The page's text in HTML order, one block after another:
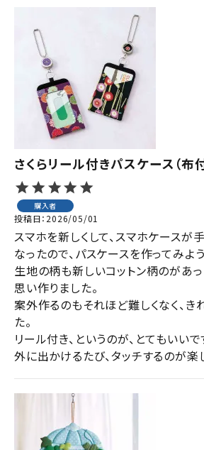
さくらリール付きパスケース（布
購入者
投稿日 2026/05/01
スマホを新しくして、スマホケースが
なったので、パスケースを作ってみよ
生地の柄も新しいコットン柄のがあっ
思い作りました。
案外作るのもそれほど難しくなく、き
た。
リール付き、というのが、とてもいいで
外に出かけるたび、タッチするのが楽